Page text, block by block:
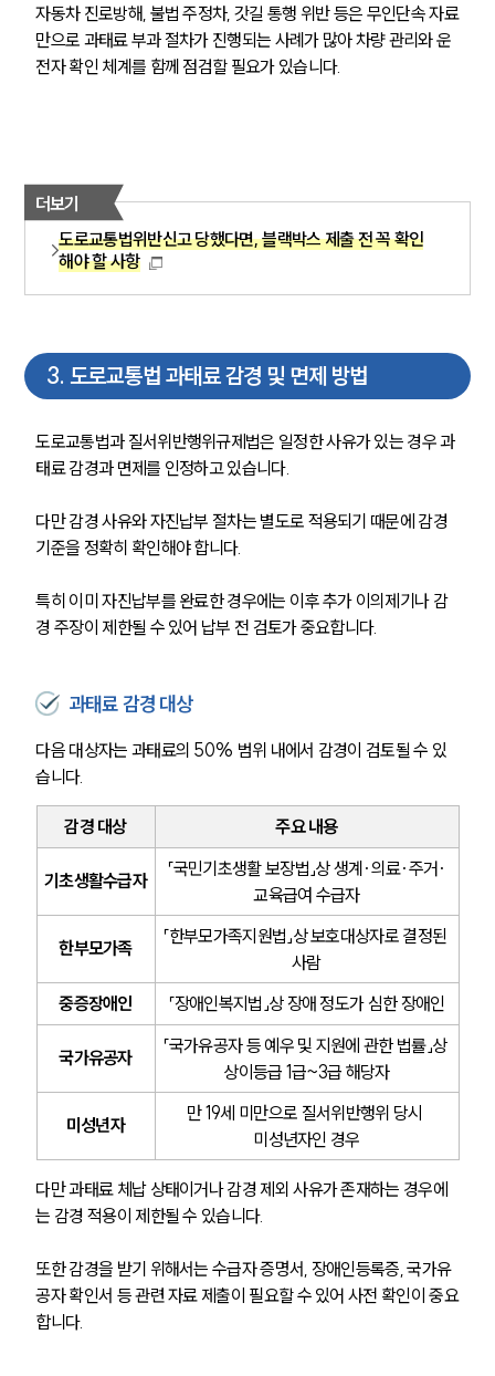
팀소개
대륜의 강점
오시는 길
글로벌 파트너 로펌
고객의 소리
통합검색
업무사례
주요 업무사례
사례분석/최신동향
법률정보
법률지식인
고객후기
업무분야
음주교통사고대응부 업무
전체
자동차 진로방해, 불법 주정차, 갓길 통행 위반 등은 무인단속 자료
만으로 과태료 부과 절차가 진행되는 사례가 많아 차량 관리와 운
전자 확인 체계를 함께 점검할 필요가 있습니다.
더보기
도로교통법위반신고 당했다면, 블랙박스 제출 전 꼭 확인
해야 할 사항
3. 도로교통법 과태료 감경 및 면제 방법
도로교통법과 질서위반행위규제법은 일정한 사유가 있는 경우 과
태료 감경과 면제를 인정하고 있습니다.
다만 감경 사유와 자진납부 절차는 별도로 적용되기 때문에 감경
기준을 정확히 확인해야 합니다.
특히 이미 자진납부를 완료한 경우에는 이후 추가 이의제기나 감
경 주장이 제한될 수 있어 납부 전 검토가 중요합니다.
과태료 감경 대상
다음 대상자는 과태료의 50% 범위 내에서 감경이 검토될 수 있
습니다.
감경 대상 주요 내용
기초생활수급자
「국민기초생활 보장법」상 생계·의료·주거·
교육급여 수급자
한부모가족
「한부모가족지원법」상 보호대상자로 결정된
사람
중증장애인
「장애인복지법」상 장애 정도가 심한 장애인
국가유공자
「국가유공자 등 예우 및 지원에 관한 법률」상
상이등급 1급~3급 해당자
미성년자
만 19세 미만으로 질서위반행위 당시
미성년자인 경우
다만 과태료 체납 상태이거나 감경 제외 사유가 존재하는 경우에
는 감경 적용이 제한될 수 있습니다.
또한 감경을 받기 위해서는 수급자 증명서, 장애인등록증, 국가유
공자 확인서 등 관련 자료 제출이 필요할 수 있어 사전 확인이 중요
합니다.